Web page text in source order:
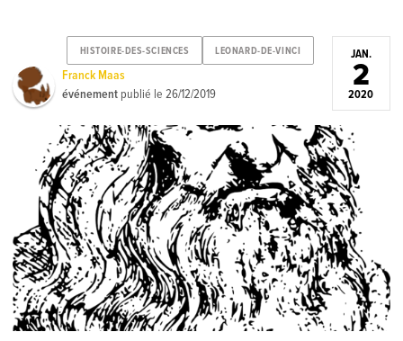
HISTOIRE-DES-SCIENCES LEONARD-DE-VINCI
Franck Maas
événement publié le26/12/2019
JAN.
2
2020